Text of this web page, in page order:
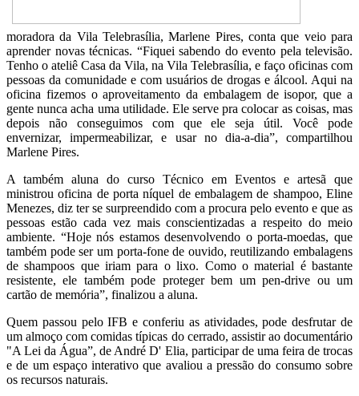
moradora da Vila Telebrasília, Marlene Pires, conta que veio para
aprender novas técnicas. “Fiquei sabendo do evento pela televisão.
Tenho o ateliê Casa da Vila, na Vila Telebrasília, e faço oficinas com
pessoas da comunidade e com usuários de drogas e álcool. Aqui na
oficina fizemos o aproveitamento da embalagem de isopor, que a
gente nunca acha uma utilidade. Ele serve pra colocar as coisas, mas
depois não conseguimos com que ele seja útil. Você pode
envernizar, impermeabilizar, e usar no dia-a-dia”, compartilhou
Marlene Pires.
A também aluna do curso Técnico em Eventos e artesã que
ministrou oficina de porta níquel de embalagem de shampoo, Eline
Menezes, diz ter se surpreendido com a procura pelo evento e que as
pessoas estão cada vez mais conscientizadas a respeito do meio
ambiente. “Hoje nós estamos desenvolvendo o porta-moedas, que
também pode ser um porta-fone de ouvido, reutilizando embalagens
de shampoos que iriam para o lixo. Como o material é bastante
resistente, ele também pode proteger bem um pen-drive ou um
cartão de memória”, finalizou a aluna.
Quem passou pelo IFB e conferiu as atividades, pode desfrutar de
um almoço com comidas típicas do cerrado, assistir ao documentário
"A Lei da Água”, de André D' Elia, participar de uma feira de trocas
e de um espaço interativo que avaliou a pressão do consumo sobre
os recursos naturais.